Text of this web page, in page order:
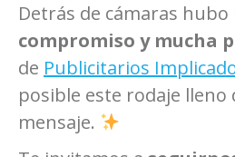
Detrás de cámaras hubo
compromiso y mucha
de Publicitarios
posible este rodaje lleno
mensaje.